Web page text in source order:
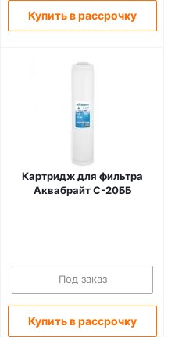
Купить в рассрочку
Картридж для фильтра
Аквабрайт С-20ББ
Под заказ
Купить в рассрочку